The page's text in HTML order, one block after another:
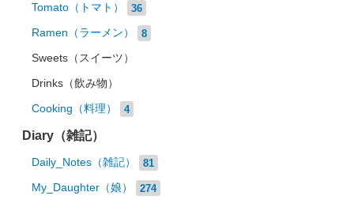
Tomato（トマト） 36
Ramen（ラーメン） 8
Sweets（スイーツ）
Drinks（飲み物）
Cooking（料理） 4
Diary（雑記）
Daily_Notes（雑記） 81
My_Daughter（娘） 274